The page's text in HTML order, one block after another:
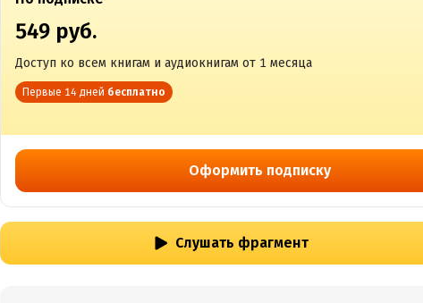
глобальных процессов
549 руб.
Доступ ко всем книгам и аудиокнигам от 1 месяца
Первые 14 дней бесплатно
Оформить подписку
Слушать фрагмент